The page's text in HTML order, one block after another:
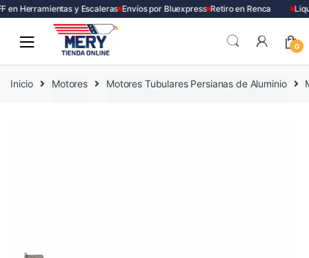
en Herramientas y Escaleras Envíos por Bluexpress Retiro en Renca
0
Inicio Motores Motores Tubulares Persianas de Aluminio